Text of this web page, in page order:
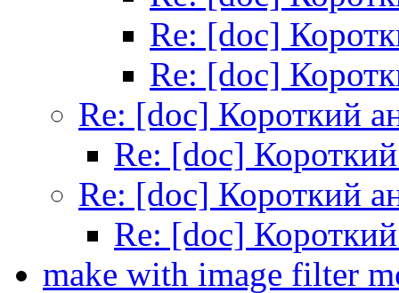
Re: [doc]
Re: [doc]
Re: [doc] Короткий
Re: [doc]
Re: [doc] Короткий
Re: [doc]
make with image filter